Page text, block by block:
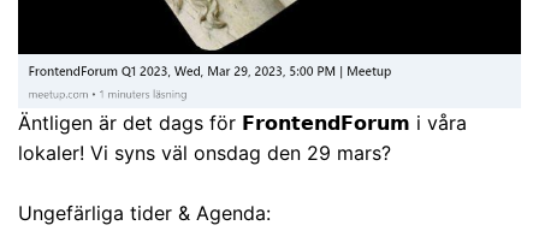
Äntligen är det dags för 𝗙𝗿𝗼𝗻𝘁𝗲𝗻𝗱𝗙𝗼𝗿𝘂𝗺 i våra
lokaler! Vi syns väl onsdag den 29 mars?
Ungefärliga tider & Agenda: